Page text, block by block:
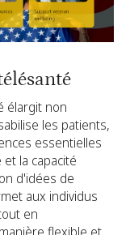
élargit non
les patients,
essentielles
la capacité
d'idées de
aux individus
en